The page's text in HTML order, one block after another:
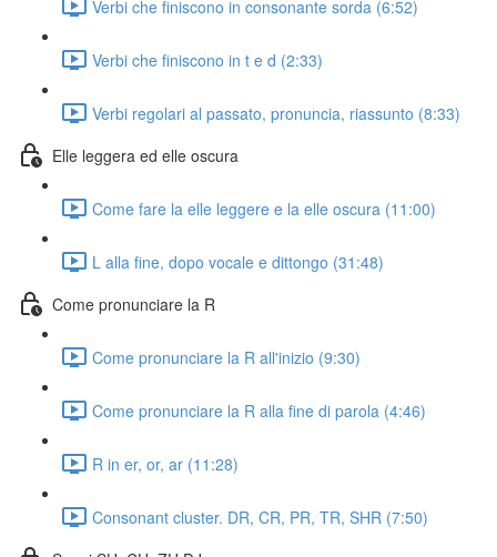
Verbi che finiscono in consonante sorda (6:52)
Verbi che finiscono in t e d (2:33)
Verbi regolari al passato, pronuncia, riassunto (8:33)
Elle leggera ed elle oscura
Come fare la elle leggere e la elle oscura (11:00)
L alla fine, dopo vocale e dittongo (31:48)
Come pronunciare la R
Come pronunciare la R all'inizio (9:30)
Come pronunciare la R alla fine di parola (4:46)
R in er, or, ar (11:28)
Consonant cluster. DR, CR, PR, TR, SHR (7:50)